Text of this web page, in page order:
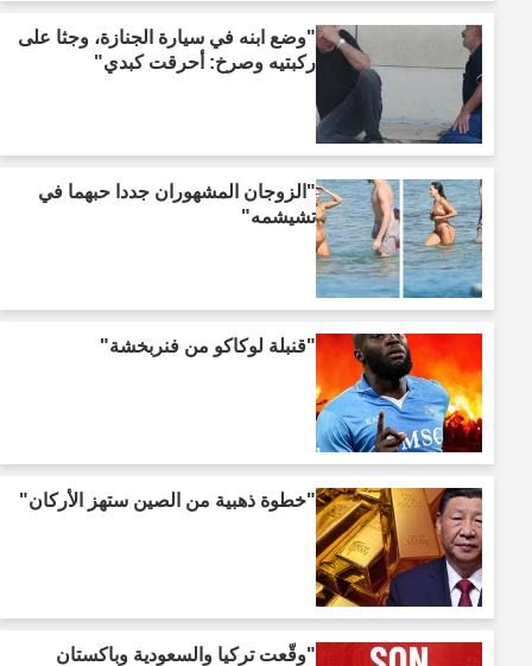
"وضع ابنه في سيارة الجنازة، وجثا على
ركبتيه وصرخ: أحرقت كبدي"
"الزوجان المشهوران جددا حبهما في
تشيشمه"
"قنبلة لوكاكو من فنربخشة"
"خطوة ذهبية من الصين ستهز الأركان"
"وقّعت تركيا والسعودية وباكستان